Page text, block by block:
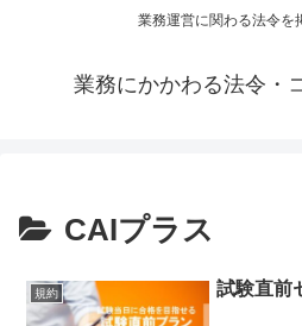
業務運営に関わる法令を
業務にかかわる法令・
CAIプラス
規約 試験直前